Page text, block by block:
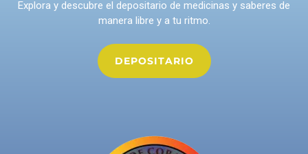
Explora y descubre el depositario de medicinas y saberes de
manera libre y a tu ritmo.
DEPOSITARIO